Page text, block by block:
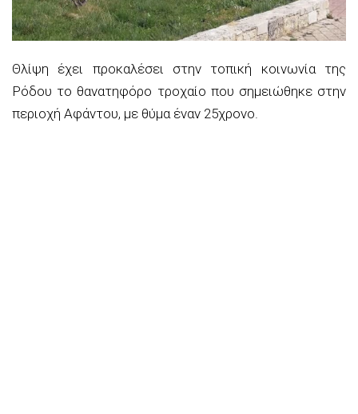
Θλίψη έχει προκαλέσει στην τοπική κοινωνία της
Ρόδου το θανατηφόρο τροχαίο που σημειώθηκε στην
περιοχή Αφάντου, με θύμα έναν 25χρονο.